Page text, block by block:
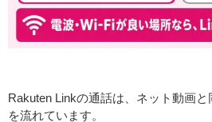
Rakuten Linkの通話は、ネット動画
を流れています。